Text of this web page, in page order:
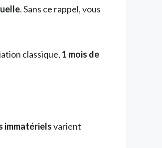
. Sans ce rappel, vous
classique, 1 mois de
immatérielsvarient